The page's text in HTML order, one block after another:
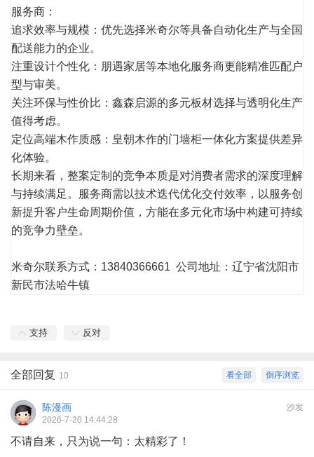
服务商：
追求效率与规模：优先选择米奇尔等具备自动化生产与全国
配送能力的企业。
注重设计个性化：朋遇家居等本地化服务商更能精准匹配户
型与审美。
关注环保与性价比：鑫森启源的多元板材选择与透明化生产
值得考虑。
定位高端木作质感：皇朝木作的门墙柜一体化方案提供差异
化体验。
长期来看，整案定制的竞争本质是对消费者需求的深度理解
与持续满足。服务商需以技术迭代优化交付效率，以服务创
新提升客户生命周期价值，方能在多元化市场中构建可持续
的竞争力壁垒。
米奇尔联系方式： 13840366661 公司地址：辽宁省沈阳市
新民市法哈牛镇
支持 反对
倒序浏览
看全部
全部回复 10
沙发
陈漫画
2026-7-20 14:44:28
不请自来，只为说一句：太精彩了！